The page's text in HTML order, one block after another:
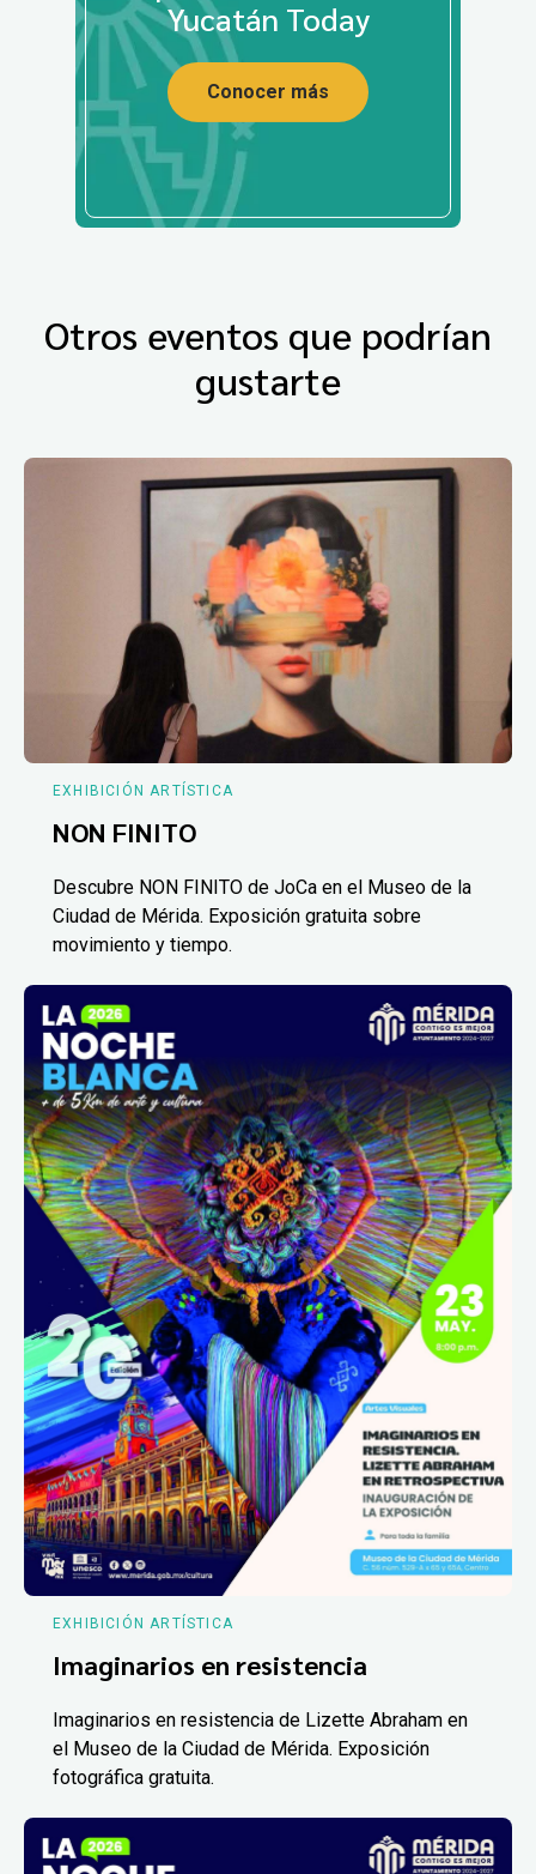
Yucatán Today
Conocer más
Otros eventos que podrían
gustarte
EXHIBICIÓN ARTÍSTICA
NON FINITO
Descubre NON FINITO de JoCa en el Museo de la
Ciudad de Mérida. Exposición gratuita sobre
movimiento y tiempo.
EXHIBICIÓN ARTÍSTICA
Imaginarios en resistencia
Imaginarios en resistencia de Lizette Abraham en
el Museo de la Ciudad de Mérida. Exposición
fotográfica gratuita.